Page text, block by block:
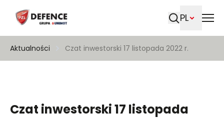
PL
Aktualności Czat inwestorski 17 listopada 2022 r.
Czat inwestorski 17 listopada